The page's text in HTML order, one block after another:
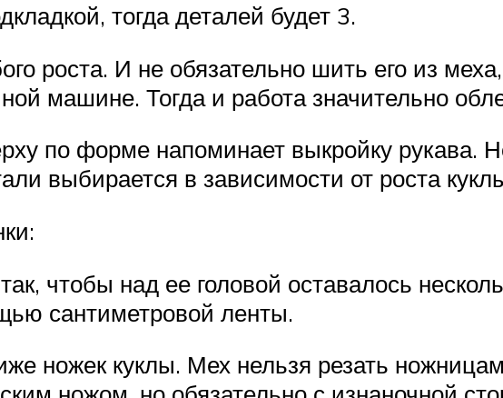
тогда деталей будет 3.
роста. И не обязательно шить его из
машине. Тогда и работа значительно
по форме напоминает выкройку рукава.
выбирается в зависимости от роста
чтобы над ее головой оставалось
сантиметровой ленты.
ножек куклы. Мех нельзя резать